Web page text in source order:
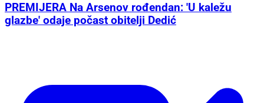
PREMIJERA Na Arsenov rođendan: 'U kaležu
glazbe' odaje počast obitelji Dedić